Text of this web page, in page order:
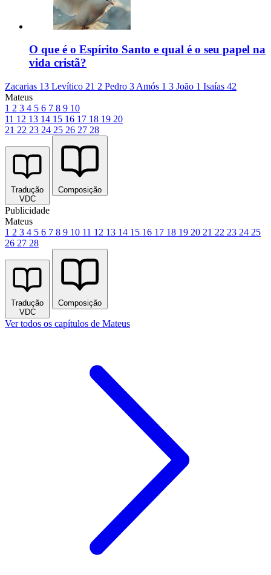
O que é o Espírito Santo e qual é o seu papel na
vida cristã?
Zacarias 13 Levítico 21 2 Pedro 3 Amós 1 3 João 1 Isaías 42
Mateus
1 2 3 4 5 6 7 8 9 10
11 12 13 14 15 16 17 18 19 20
21 22 23 24 25 26 27 28
Tradução
VDC
Composição
Publicidade
Mateus
1 2 3 4 5 6 7 8 9 10 11 12 13 14 15 16 17 18 19 20 21 22 23 24 25
26 27 28
Tradução
VDC
Composição
Ver todos os capítulos de Mateus